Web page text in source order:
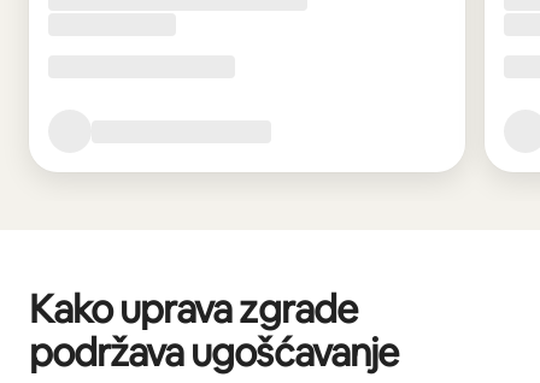
Kako uprava zgrade
podržava ugošćavanje